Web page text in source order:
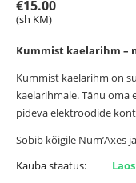
€15.00
(sh KM)
Kummist kaelarihm –
Kummist kaelarihm on
kaelarihmale. Tänu oma
pideva elektroodide
Sobib kõigile Num’Axes
Kauba staatus: